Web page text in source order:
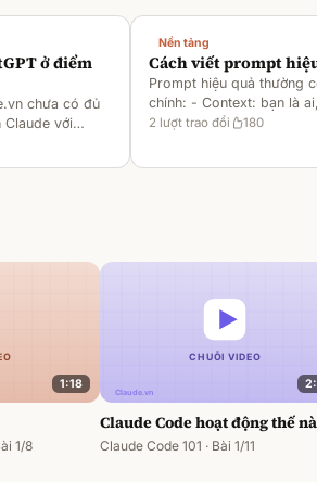
ở điểm
chưa có đủ
Claude với
tài liệu về
Nền tảng
Cách viết prompt
Prompt hiệu quả thường
chính: - Context: bạn là
gì [1][2][6] - Task: muốn
2 lượt trao đổi 180
1:18
1/8
Claude Code hoạt động thế
Claude Code 101 · Bài 1/11